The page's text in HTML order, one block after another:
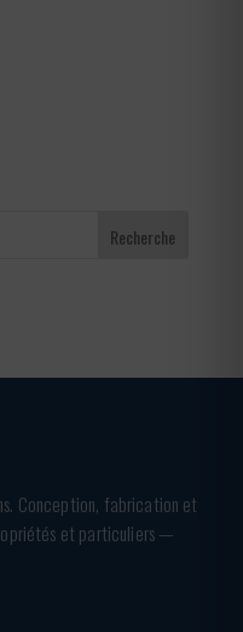
Recherche
Conception, fabrication et
et particuliers —